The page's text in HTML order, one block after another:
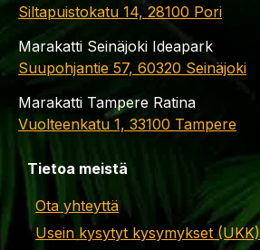
Siltapuistokatu 14, 28100 Pori
Marakatti Seinäjoki Ideapark
Suupohjantie 57, 60320 Seinäjoki
Marakatti Tampere Ratina
Vuolteenkatu 1, 33100 Tampere
Tietoa meistä
Ota yhteyttä
Usein kysytyt kysymykset (UKK)